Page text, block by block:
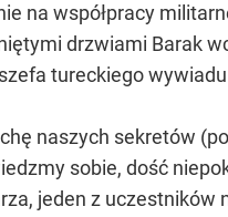
na współpracy
drzwiami Barak
tureckiego
naszych sekretów
sobie, dość
jeden z uczestników